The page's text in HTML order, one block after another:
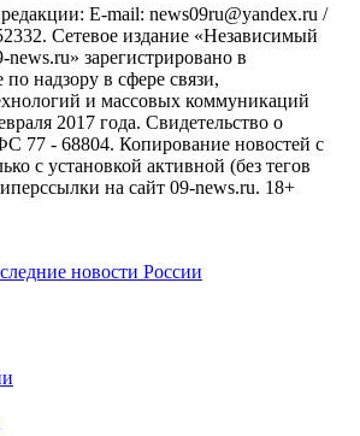
E-mail: news09ru@yandex.ru /
Сетевое издание «Независимый
зарегистрировано в
надзору в сфере связи,
и массовых коммуникаций
2017 года. Свидетельство о
77 - 68804. Копирование новостей с
с установкой активной (без тегов
на сайт 09-news.ru. 18+